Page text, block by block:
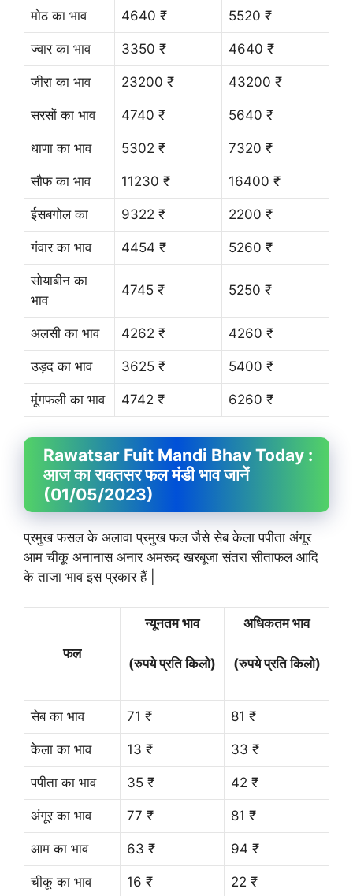
मोठ का भाव 4640 ₹ 5520 ₹
ज्वार का भाव 3350 ₹ 4640 ₹
जीरा का भाव 23200 ₹ 43200 ₹
सरसों का भाव 4740 ₹ 5640 ₹
धाणा का भाव 5302 ₹ 7320 ₹
सौफ का भाव 11230 ₹ 16400 ₹
ईसबगोल का 9322 ₹ 2200 ₹
गंवार का भाव 4454 ₹ 5260 ₹
सोयाबीन का
भाव
4745 ₹ 5250 ₹
अलसी का भाव 4262 ₹ 4260 ₹
उड़द का भाव 3625 ₹ 5400 ₹
मूंगफली का भाव 4742 ₹ 6260 ₹
Rawatsar Fuit Mandi Bhav Today :
आज का रावतसर फल मंडी भाव जानें
(01/05/2023)
प्रमुख फसल के अलावा प्रमुख फल जैसे सेब केला पपीता अंगूर
आम चीकू अनानास अनार अमरूद खरबूजा संतरा सीताफल आदि
के ताजा भाव इस प्रकार हैं |
फल
न्यूनतम भाव
(रुपये प्रति किलो)
अधिकतम भाव
(रुपये प्रति किलो)
सेब का भाव 71 ₹ 81 ₹
केला का भाव 13 ₹ 33 ₹
पपीता का भाव 35 ₹ 42 ₹
अंगूर का भाव 77 ₹ 81 ₹
आम का भाव 63 ₹ 94 ₹
चीकू का भाव 16 ₹ 22 ₹